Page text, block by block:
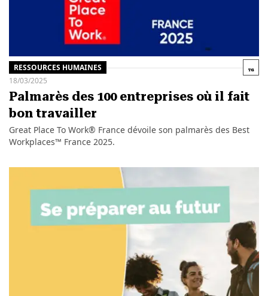
RESSOURCES HUMAINES
18/03/2025
Palmarès des 100 entreprises où il fait
bon travailler
Great Place To Work® France dévoile son palmarès des Best
Workplaces™ France 2025.